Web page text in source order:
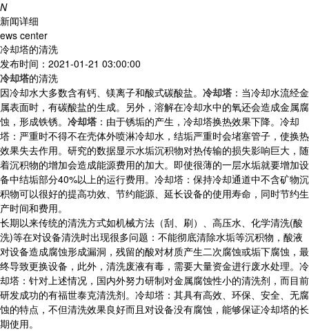
N
新闻详细
ews center
冷却塔的清洗
发布时间：2021-01-21 03:00:00
冷却塔的清洗
因冷却水大多数含有钙、镁离子和酸式碳酸盐。 冷却塔 ：当冷却水流经金
属表面时，有碳酸盐的生成。另外，溶解在冷却水中的氧还会造成金属腐
蚀，形成铁锈。 冷却塔 ：由于锈垢的产生，冷却塔换热效果下降。冷却
塔：严重时不得不在壳体外喷淋冷却水，结垢严重时会堵塞管子，使换热
效果失去作用。研究的数据显示水垢沉积物对热传输的损失影响巨大，随
着沉积物的增加会造成能源费用的加大。即使很薄的一层水垢就要增加设
备中结垢部分40%以上的运行费用。冷却塔：保持冷却通道中不含矿物沉
积物可以很好的提高功效、节约能源、延长设备的使用寿命，同时节约生
产时间和费用。
长期以来传统的清洗方式如机械方法（刮、刷）、高压水、化学清洗(酸
洗)等在对设备清洗时出现很多问题：不能彻底清除水垢等沉积物，酸液
对设备造成腐蚀形成漏洞，残留的酸对材质产生二次腐蚀或垢下腐蚀，最
终导致更换设备，此外，清洗废液有毒，需要大量资金进行废水处理。冷
却塔：针对上述情况，国内外努力研制对金属腐蚀性小的清洗剂，而目前
研发成功的有福世泰克清洗剂。冷却塔：其具有高效、环保、安全、无腐
蚀的特点，不但清洗效果良好而且对设备没有腐蚀，能够保证冷却塔的长
期使用。